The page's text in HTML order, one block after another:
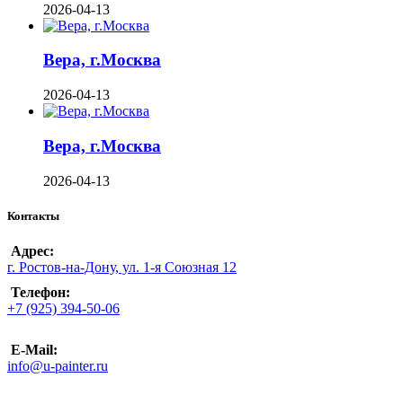
2026-04-13
Вера, г.Москва
2026-04-13
Вера, г.Москва
2026-04-13
Контакты
Адрес:
г. Ростов-на-Дону, ул. 1-я Союзная 12
Телефон:
+7 (925) 394-50-06
E-Mail:
info@u-painter.ru